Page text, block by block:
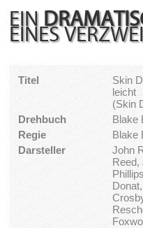
EIN
EINES
Titel
Skin
leicht
(Skin
Drehbuch
Blake
Regie
Blake
Darsteller
John
Reed,